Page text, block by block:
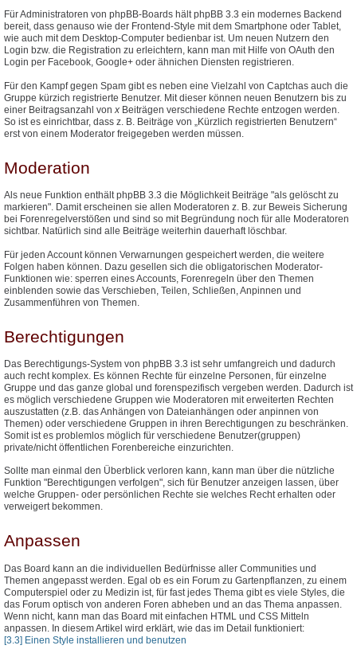
Für Administratoren von phpBB-Boards hält phpBB 3.3 ein modernes Backend
bereit, dass genauso wie der Frontend-Style mit dem Smartphone oder Tablet,
wie auch mit dem Desktop-Computer bedienbar ist. Um neuen Nutzern den
Login bzw. die Registration zu erleichtern, kann man mit Hilfe von OAuth den
Login per Facebook, Google+ oder ähnichen Diensten registrieren.
Für den Kampf gegen Spam gibt es neben eine Vielzahl von Captchas auch die
Gruppe kürzich registrierte Benutzer. Mit dieser können neuen Benutzern bis zu
einer Beitragsanzahl vonx Beiträgen verschiedene Rechte entzogen werden.
So ist es einrichtbar, dass z. B. Beiträge von „Kürzlich registrierten Benutzern“
erst von einem Moderator freigegeben werden müssen.
Moderation
Als neue Funktion enthält phpBB 3.3 die Möglichkeit Beiträge "als gelöscht zu
markieren". Damit erscheinen sie allen Moderatoren z. B. zur Beweis Sicherung
bei Forenregelverstößen und sind so mit Begründung noch für alle Moderatoren
sichtbar. Natürlich sind alle Beiträge weiterhin dauerhaft löschbar.
Für jeden Account können Verwarnungen gespeichert werden, die weitere
Folgen haben können. Dazu gesellen sich die obligatorischen Moderator-
Funktionen wie: sperren eines Accounts, Forenregeln über den Themen
einblenden sowie das Verschieben, Teilen, Schließen, Anpinnen und
Zusammenführen von Themen.
Berechtigungen
Das Berechtigungs-System von phpBB 3.3 ist sehr umfangreich und dadurch
auch recht komplex. Es können Rechte für einzelne Personen, für einzelne
Gruppe und das ganze global und forenspezifisch vergeben werden. Dadurch ist
es möglich verschiedene Gruppen wie Moderatoren mit erweiterten Rechten
auszustatten (z.B. das Anhängen von Dateianhängen oder anpinnen von
Themen) oder verschiedene Gruppen in ihren Berechtigungen zu beschränken.
Somit ist es problemlos möglich für verschiedene Benutzer(gruppen)
private/nicht öffentlichen Forenbereiche einzurichten.
Sollte man einmal den Überblick verloren kann, kann man über die nützliche
Funktion "Berechtigungen verfolgen", sich für Benutzer anzeigen lassen, über
welche Gruppen- oder persönlichen Rechte sie welches Recht erhalten oder
verweigert bekommen.
Anpassen
Das Board kann an die individuellen Bedürfnisse aller Communities und
Themen angepasst werden. Egal ob es ein Forum zu Gartenpflanzen, zu einem
Computerspiel oder zu Medizin ist, für fast jedes Thema gibt es viele Styles, die
das Forum optisch von anderen Foren abheben und an das Thema anpassen.
Wenn nicht, kann man das Board mit einfachen HTML und CSS Mitteln
anpassen. In diesem Artikel wird erklärt, wie das im Detail funktioniert:
[3.3] Einen Style installieren und benutzen